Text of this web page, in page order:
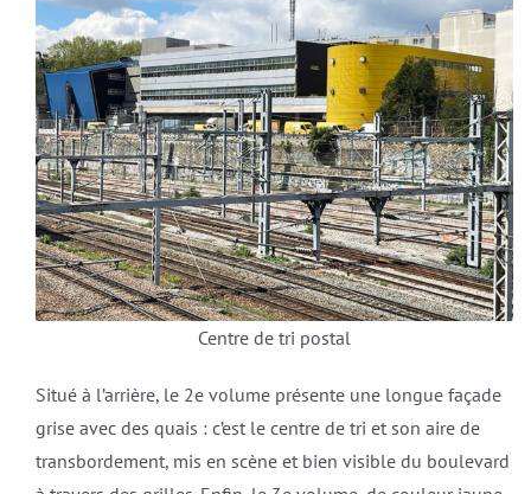
Centre de tri postal
Situé à l’arrière, le 2e volume présente une longue façade
grise avec des quais : c’est le centre de tri et son aire de
transbordement, mis en scène et bien visible du boulevard